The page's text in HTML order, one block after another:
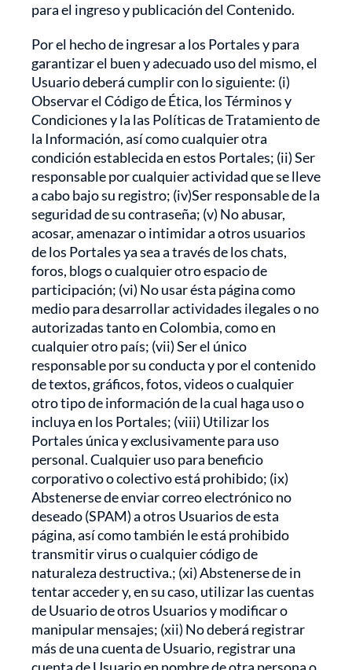
para el ingreso y publicación del Contenido.
Por el hecho de ingresar a los Portales y para
garantizar el buen y adecuado uso del mismo, el
Usuario deberá cumplir con lo siguiente: (i)
Observar el Código de Ética, los Términos y
Condiciones y la las Políticas de Tratamiento de
la Información, así como cualquier otra
condición establecida en estos Portales; (ii) Ser
responsable por cualquier actividad que se lleve
a cabo bajo su registro; (iv)Ser responsable de la
seguridad de su contraseña; (v) No abusar,
acosar, amenazar o intimidar a otros usuarios
de los Portales ya sea a través de los chats,
foros, blogs o cualquier otro espacio de
participación; (vi) No usar ésta página como
medio para desarrollar actividades ilegales o no
autorizadas tanto en Colombia, como en
cualquier otro país; (vii) Ser el único
responsable por su conducta y por el contenido
de textos, gráficos, fotos, videos o cualquier
otro tipo de información de la cual haga uso o
incluya en los Portales; (viii) Utilizar los
Portales única y exclusivamente para uso
personal. Cualquier uso para beneficio
corporativo o colectivo está prohibido; (ix)
Abstenerse de enviar correo electrónico no
deseado (SPAM) a otros Usuarios de esta
página, así como también le está prohibido
transmitir virus o cualquier código de
naturaleza destructiva.; (xi) Abstenerse de in
tentar acceder y, en su caso, utilizar las cuentas
de Usuario de otros Usuarios y modificar o
manipular mensajes; (xii) No deberá registrar
más de una cuenta de Usuario, registrar una